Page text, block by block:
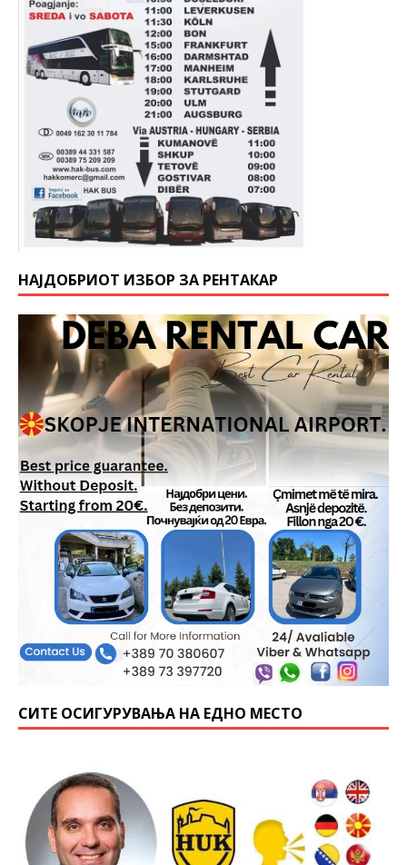
НАЈДОБРИОТ ИЗБОР ЗА РЕНТАКАР
СИТЕ ОСИГУРУВАЊА НА ЕДНО МЕСТО